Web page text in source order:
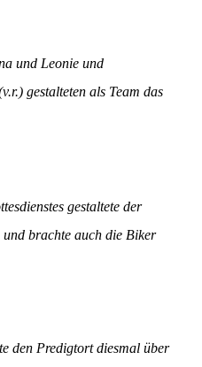
und Leonie und
gestalteten als Team das
gestaltete der
brachte auch die Biker
den Predigtort diesmal über